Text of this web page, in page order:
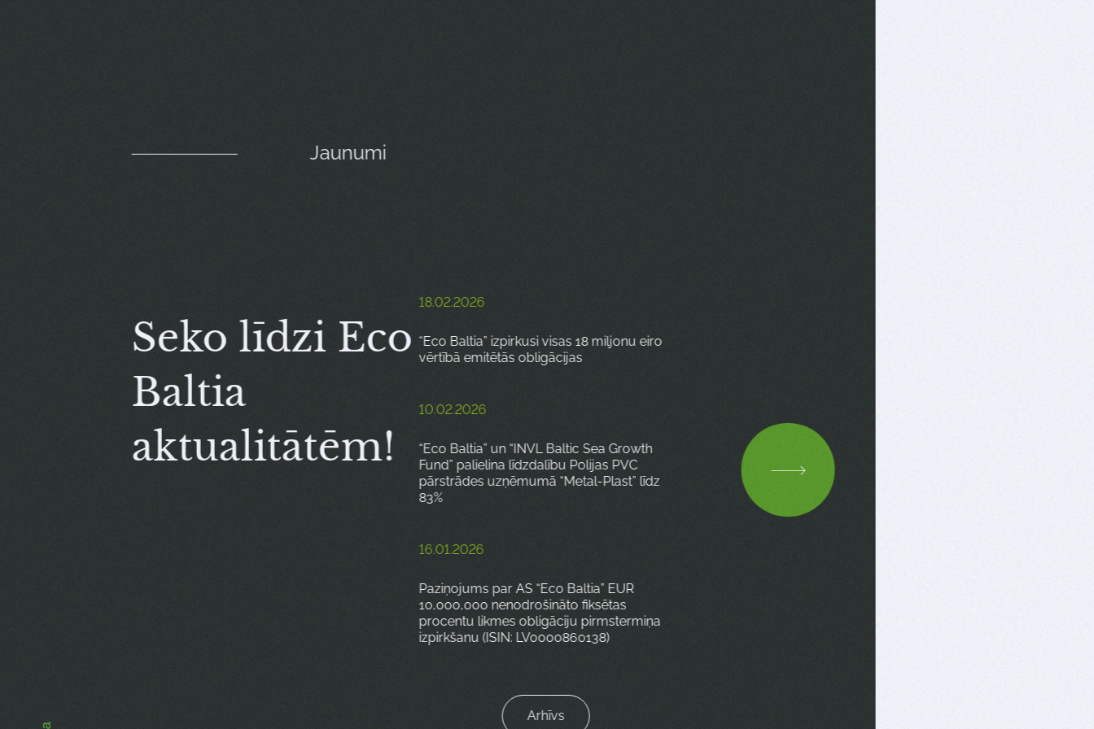
Jaunumi
Seko līdzi Eco
Baltia
aktualitātēm!
18.02.2026
“Eco Baltia” izpirkusi visas 18 miljonu eiro
vērtībā emitētās obligācijas
10.02.2026
“Eco Baltia” un “INVL Baltic Sea Growth
Fund” palielina līdzdalību Polijas PVC
pārstrādes uzņēmumā “Metal-Plast” līdz
83%
16.01.2026
Paziņojums par AS “Eco Baltia” EUR
10,000,000 nenodrošināto fiksētas
procentu likmes obligāciju pirmstermiņa
izpirkšanu (ISIN: LV0000860138)
Arhīvs